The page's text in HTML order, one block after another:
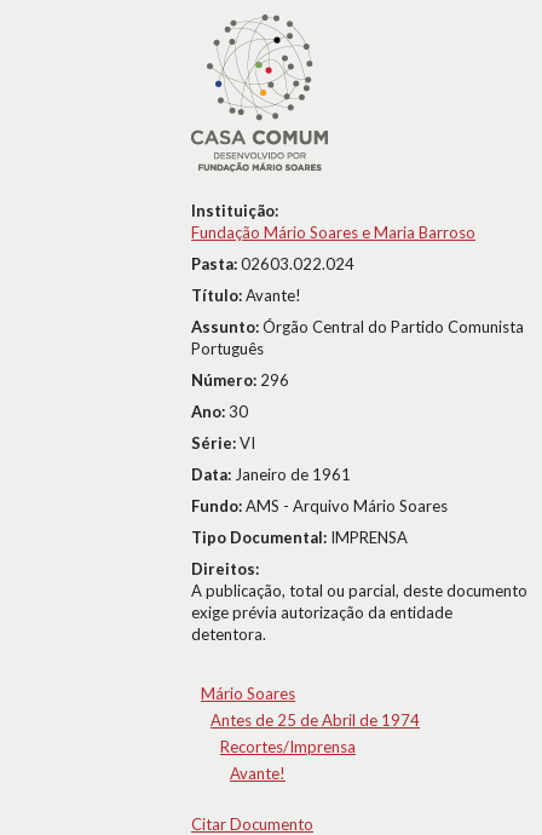
Instituição:
Fundação Mário Soares e Maria Barroso
Pasta:02603.022.024
Título:Avante!
Assunto:Órgão Central do Partido Comunista
Português
Número: 296
Ano:30
Série:VI
Data: Janeiro de 1961
Fundo:AMS - Arquivo Mário Soares
Tipo Documental: IMPRENSA
Direitos:
A publicação, total ou parcial, deste documento
exige prévia autorização da entidade
detentora.
Mário Soares
Antes de 25 de Abril de 1974
Recortes/Imprensa
Avante!
Citar Documento